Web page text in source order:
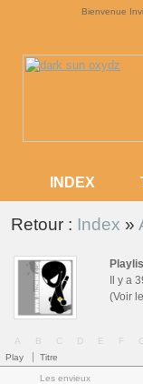
Bienvenue
INDEX
INDEX
Retour : Index »
Il y a
(Voir
A B C D E F
Play
Titre
Les envieux